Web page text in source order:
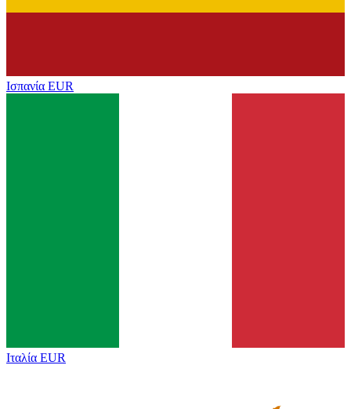
Ισπανία EUR
Ιταλία EUR